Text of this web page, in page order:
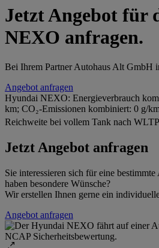
Jetzt Angebot für
NEXO anfragen.
Bei Ihrem Partner Autohaus Alt GmbH
Angebot anfragen
Hyundai NEXO: Energieverbrauch
km; CO₂-Emissionen kombiniert: 0 g/
Reichweite bei vollem Tank nach
Jetzt Angebot anfragen
Sie interessieren sich für eine
haben besondere Wünsche?
Wir erstellen Ihnen gerne ein
Angebot anfragen